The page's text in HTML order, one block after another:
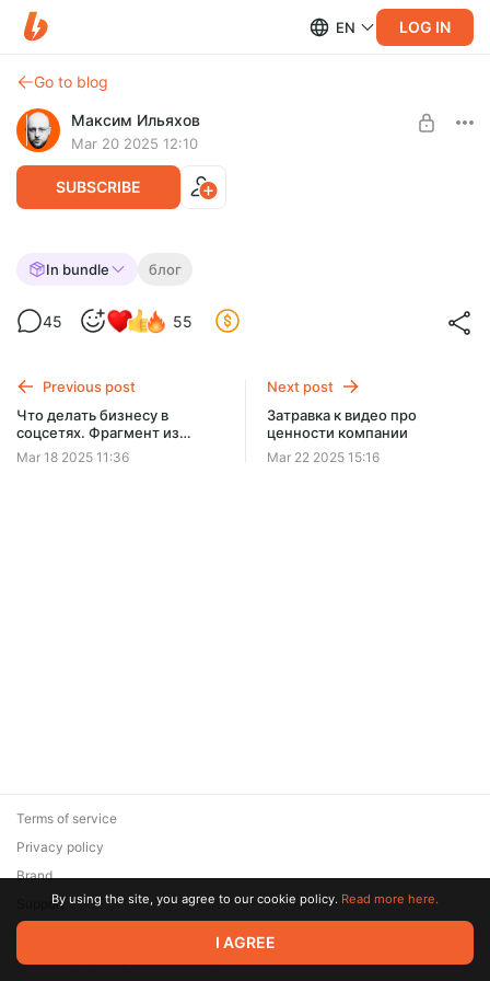
EN LOG IN
Go to blog
Максим Ильяхов
Mar 20 2025 12:10
SUBSCRIBE
Блогинг: резко перестаем страдать.
Что делать, чтобы не хотелось этот блог бросить? В чем
Редакторская курилка
In bundle блог
45 55
Previous post
Что делать бизнесу в
соцсетях. Фрагмент из
спидрана по стратегии
Mar 18 2025 11:36
Next post
Затравка к видео про
ценности компании
Mar 22 2025 15:16
© 2026 Zaya Solutions Limited. All rights reserved. All trademarks
are the property of their respective owners.
Terms of service
Privacy policy
Brand
SupportBy using the site, you agree to our cookie policy. Read more here.
I AGREE